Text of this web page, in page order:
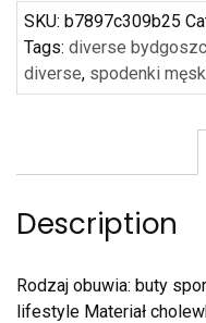
SKU: b7897c309b25
Tags: diverse
diverse, spodenki
Description
Rodzaj obuwia: buty
lifestyle Materiał